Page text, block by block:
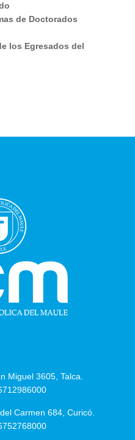
de Doctorados
los Egresados del
Miguel 3605, Talca.
Carmen 684, Curicó.